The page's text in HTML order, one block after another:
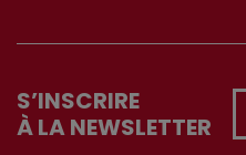
S’INSCRIRE
À LA NEWSLETTER